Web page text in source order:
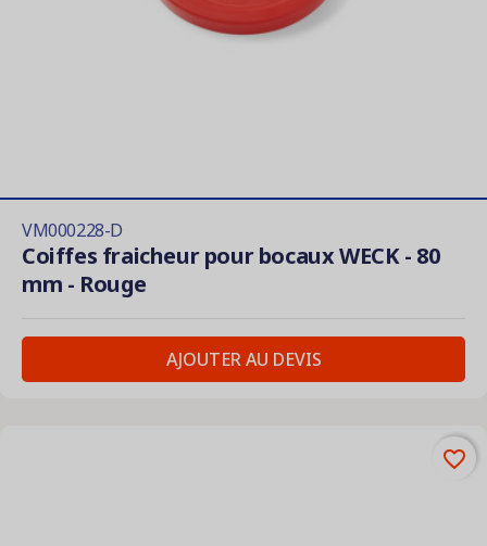
VM000228-D
Coiffes fraicheur pour bocaux WECK - 80
mm - Rouge
AJOUTER AU DEVIS
favorite_border